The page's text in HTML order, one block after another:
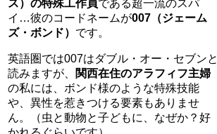
ス）の特殊工作員である超一流のスパ
イ…彼のコードネームが007（ジェーム
ズ・ボンド） です。
英語圏では007はダブル・オー・セブンと
読みますが、
関西在住のアラフィフ主婦
の私には、ボンド様のような特殊技能
や、異性を惹きつける要素もありませ
ん。（虫と動物と子どもに、なぜか？好